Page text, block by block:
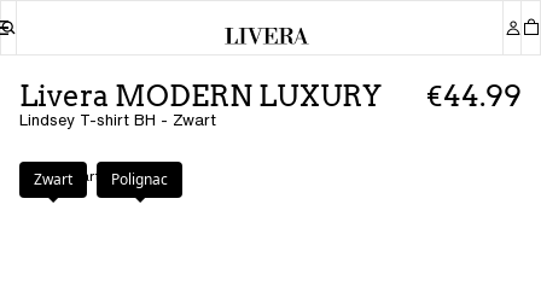
Livera MODERN LUXURY
Lindsey T-shirt BH - Zwart
€44.99
Kleur: Zwart
Zwart Polignac